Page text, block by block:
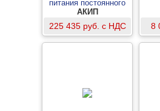
питания постоянного
тока мощностью до
1500 Вт
АКИП
225 435 руб. с НДС 8